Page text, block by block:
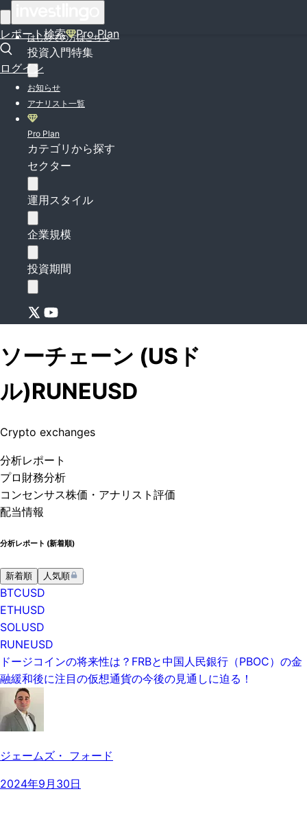
レポート検索 Pro Plan
ログイン
はじめての方はこちら
投資入門特集
お知らせ
アナリスト一覧
Pro Plan
カテゴリから探す
セクター
運用スタイル
企業規模
投資期間
ソーチェーン (USド
ル)RUNEUSD
Crypto exchanges
分析レポート
プロ 財務分析
コンセンサス株価 ・アナリスト評価
配当情報
分析レポート (新着順)
新着順 人気順
BTCUSD
ETHUSD
SOLUSD
RUNEUSD
ドージコインの将来性は？FRBと中国人民銀行（PBOC）の金
融緩和後に注目の仮想通貨の今後の見通しに迫る！
ジェームズ・ フォード
2024年9月30日